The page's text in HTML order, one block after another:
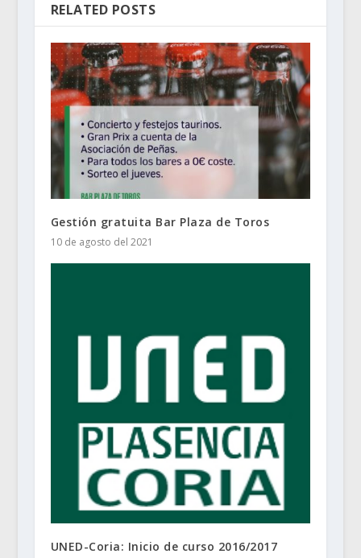
RELATED POSTS
Gestión gratuita Bar Plaza de Toros
10 de agosto del 2021
UNED-Coria: Inicio de curso 2016/2017